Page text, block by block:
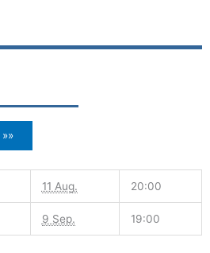
11 Aug. 20:00
9 Sep. 19:00